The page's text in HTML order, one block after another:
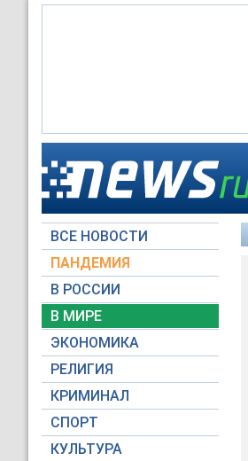
ВСЕ НОВОСТИ
ПАНДЕМИЯ
В РОССИИ
В МИРЕ
ЭКОНОМИКА
РЕЛИГИЯ
КРИМИНАЛ
СПОРТ
КУЛЬТУРА